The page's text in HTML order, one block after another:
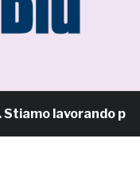
lavorando per